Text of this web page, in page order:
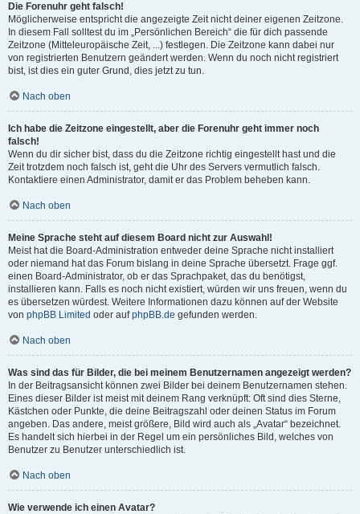
Die Forenuhr geht falsch!
Möglicherweise entspricht die angezeigte Zeit nicht deiner eigenen Zeitzone.
In diesem Fall solltest du im „Persönlichen Bereich“ die für dich passende
Zeitzone (Mitteleuropäische Zeit, ...) festlegen. Die Zeitzone kann dabei nur
von registrierten Benutzern geändert werden. Wenn du noch nicht registriert
bist, ist dies ein guter Grund, dies jetzt zu tun.
Nach oben
Ich habe die Zeitzone eingestellt, aber die Forenuhr geht immer noch
falsch!
Wenn du dir sicher bist, dass du die Zeitzone richtig eingestellt hast und die
Zeit trotzdem noch falsch ist, geht die Uhr des Servers vermutlich falsch.
Kontaktiere einen Administrator, damit er das Problem beheben kann.
Nach oben
Meine Sprache steht auf diesem Board nicht zur Auswahl!
Meist hat die Board-Administration entweder deine Sprache nicht installiert
oder niemand hat das Forum bislang in deine Sprache übersetzt. Frage ggf.
einen Board-Administrator, ob er das Sprachpaket, das du benötigst,
installieren kann. Falls es noch nicht existiert, würden wir uns freuen, wenn du
es übersetzen würdest. Weitere Informationen dazu können auf der Website
von phpBB Limited oder aufphpBB.de gefunden werden.
Nach oben
Was sind das für Bilder, die bei meinem Benutzernamen angezeigt werden?
In der Beitragsansicht können zwei Bilder bei deinem Benutzernamen stehen.
Eines dieser Bilder ist meist mit deinem Rang verknüpft: Oft sind dies Sterne,
Kästchen oder Punkte, die deine Beitragszahl oder deinen Status im Forum
angeben. Das andere, meist größere, Bild wird auch als „Avatar“ bezeichnet.
Es handelt sich hierbei in der Regel um ein persönliches Bild, welches von
Benutzer zu Benutzer unterschiedlich ist.
Nach oben
Wie verwende ich einen Avatar?